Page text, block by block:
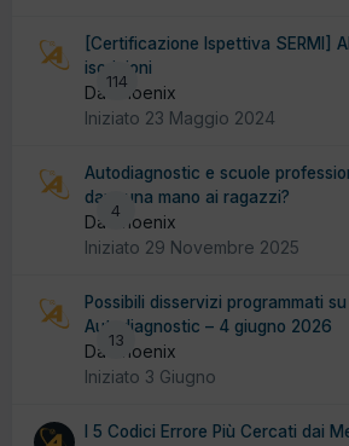
114
[Certificazione Ispettiva SERMI]
iscrizioni
Da Phoenix
Iniziato 23 Maggio 2024
4
Autodiagnostic e scuole
dare una mano ai ragazzi?
Da Phoenix
Iniziato 29 Novembre 2025
13
Possibili disservizi programmati su
Autodiagnostic – 4 giugno 2026
Da Phoenix
Iniziato 3 Giugno
I 5 Codici Errore Più Cercati dai